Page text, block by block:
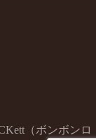
（ボンボンロ